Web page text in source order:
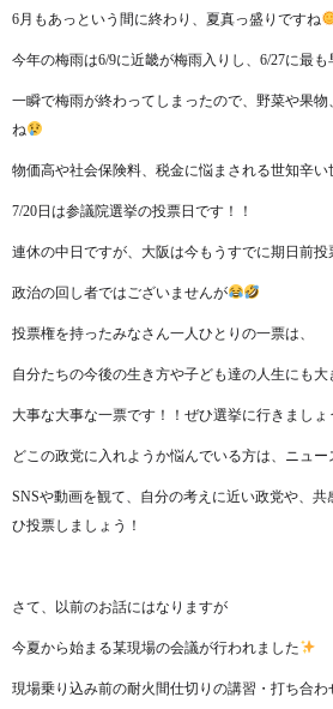
6月もあっという間に終わり、夏真っ盛りですね
今年の梅雨は6/9に近畿が梅雨入りし、6/27に最
一瞬で梅雨が終わってしまったので、野菜や果
ね
物価高や社会保険料、税金に悩まされる世知辛い
7/20日は参議院選挙の投票日です！！
連休の中日ですが、大阪は今もうすでに期日前投
政治の回し者ではございませんが
投票権を持ったみなさん一人ひとりの一票は、
自分たちの今後の生き方や子ども達の人生にも大
大事な大事な一票です！！ぜひ選挙に行きましょ
どこの政党に入れようか悩んでいる方は、ニュー
SNSや動画を観て、自分の考えに近い政党や、
ひ投票しましょう！
さて、以前のお話にはなりますが
今夏から始まる某現場の会議が行われました
現場乗り込み前の耐火間仕切りの講習・打ち合わ